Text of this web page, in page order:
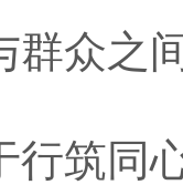
众之
筑同